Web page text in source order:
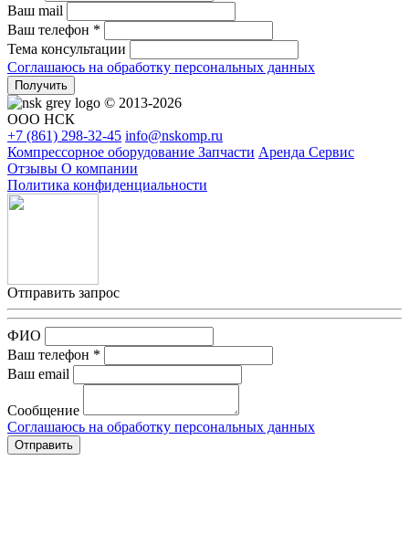
Ваш mail
Ваш телефон *
Тема консультации
Соглашаюсь на обработку персональных данных
Получить
© 2013-2026
ООО НСК
+7 (861) 298-32-45 info@nskomp.ru
Компрессорное оборудование Запчасти Аренда Сервис
Отзывы О компании
Политика конфиденциальности
Отправить запрос
ФИО
Ваш телефон *
Ваш email
Сообщение
Соглашаюсь на обработку персональных данных
Отправить